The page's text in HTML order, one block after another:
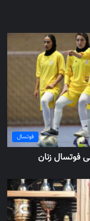
فوتسال
فوتسال زنان